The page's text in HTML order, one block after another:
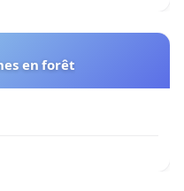
en forêt